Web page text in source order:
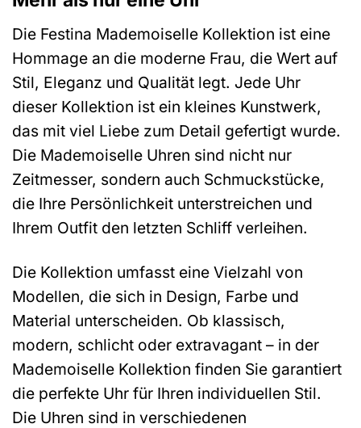
Die Festina Mademoiselle Kollektion ist eine
Hommage an die moderne Frau, die Wert auf
Stil, Eleganz und Qualität legt. Jede Uhr
dieser Kollektion ist ein kleines Kunstwerk,
das mit viel Liebe zum Detail gefertigt wurde.
Die Mademoiselle Uhren sind nicht nur
Zeitmesser, sondern auch Schmuckstücke,
die Ihre Persönlichkeit unterstreichen und
Ihrem Outfit den letzten Schliff verleihen.
Die Kollektion umfasst eine Vielzahl von
Modellen, die sich in Design, Farbe und
Material unterscheiden. Ob klassisch,
modern, schlicht oder extravagant – in der
Mademoiselle Kollektion finden Sie garantiert
die perfekte Uhr für Ihren individuellen Stil.
Die Uhren sind in verschiedenen